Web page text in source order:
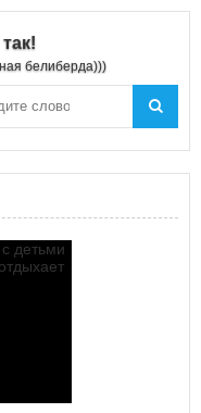
белиберда)))